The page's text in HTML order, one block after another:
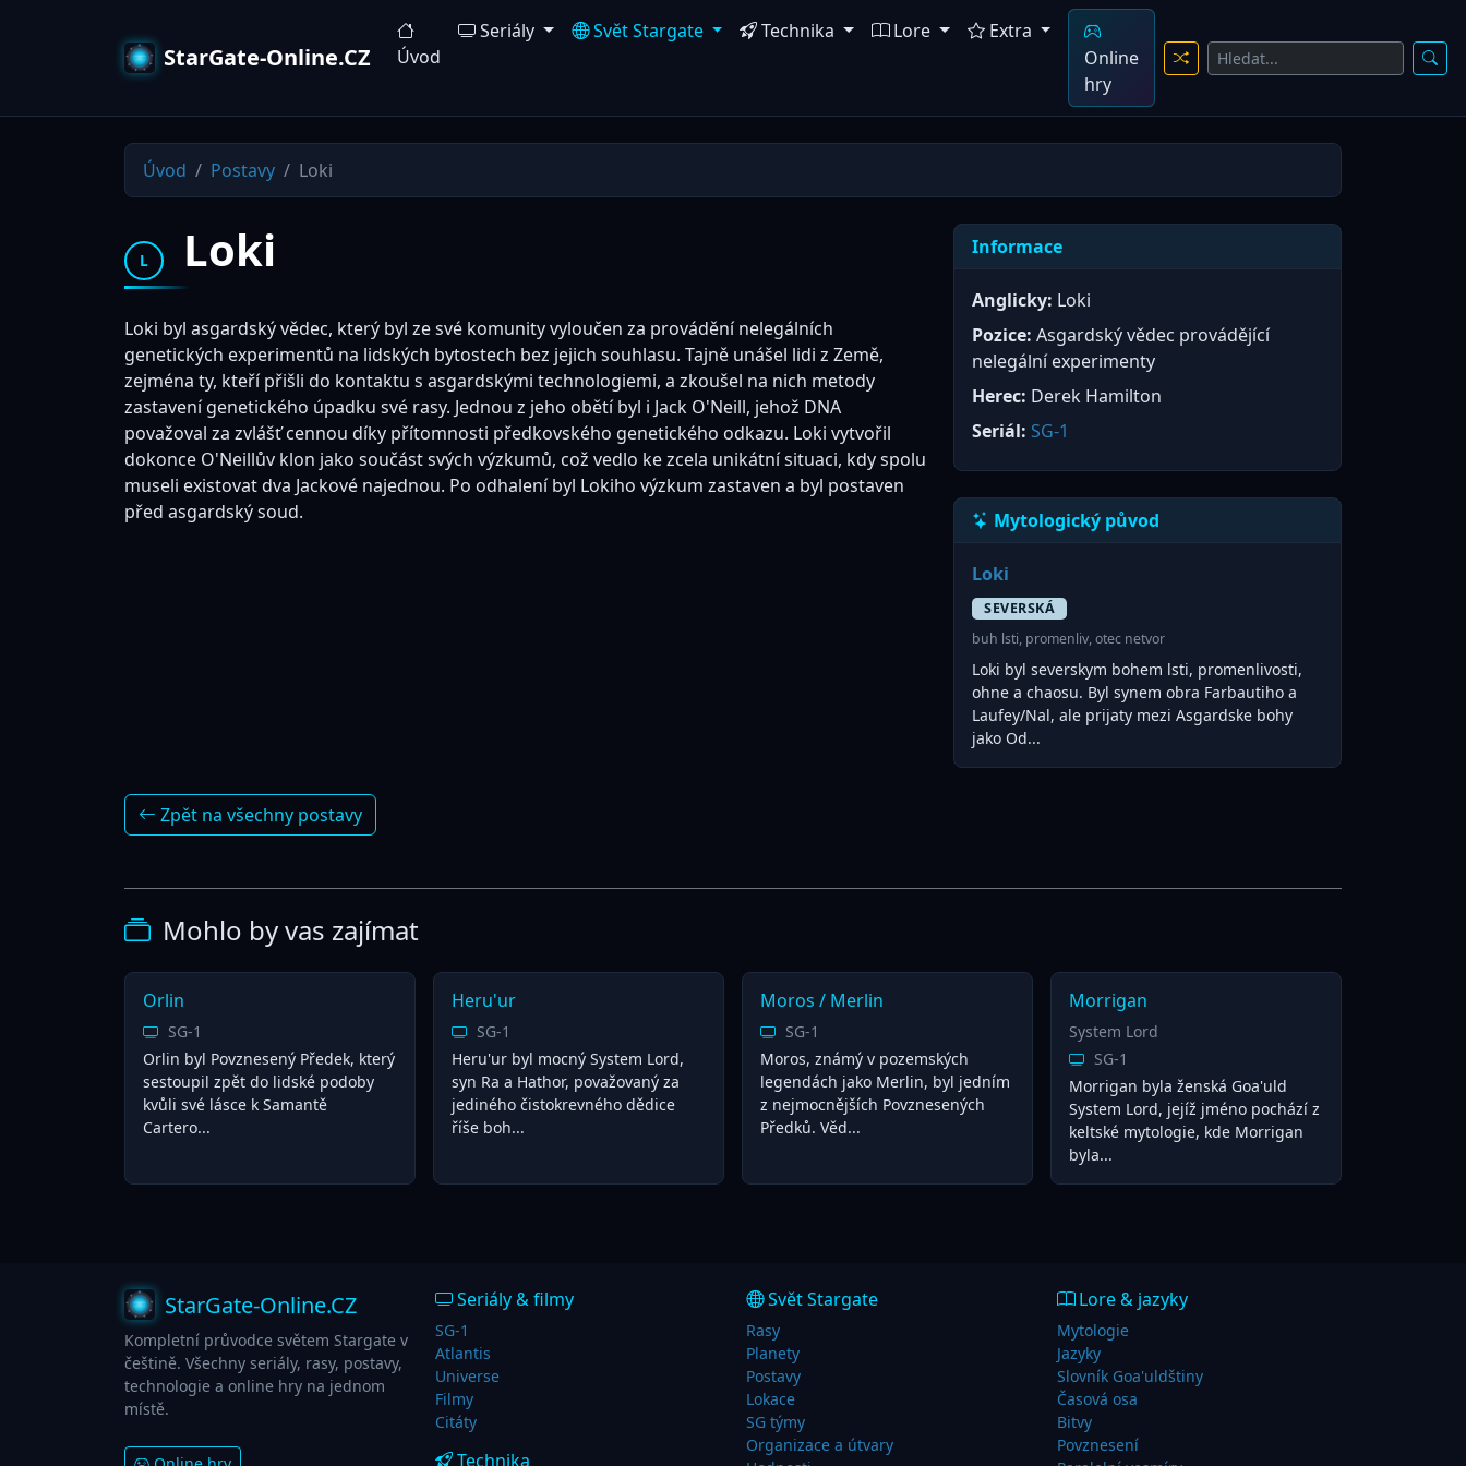
StarGate-Online.CZ Úvod
Seriály Svět Stargate Technika Lore
Extra
Online
hry
Úvod Postavy Loki
L Loki
Loki byl asgardský vědec, který byl ze své komunity vyloučen za provádění nelegálních
genetických experimentů na lidských bytostech bez jejich souhlasu. Tajně unášel lidi z Země,
zejména ty, kteří přišli do kontaktu s asgardskými technologiemi, a zkoušel na nich metody
zastavení genetického úpadku své rasy. Jednou z jeho obětí byl i Jack O'Neill, jehož DNA
považoval za zvlášť cennou díky přítomnosti předkovského genetického odkazu. Loki vytvořil
dokonce O'Neillův klon jako součást svých výzkumů, což vedlo ke zcela unikátní situaci, kdy spolu
museli existovat dva Jackové najednou. Po odhalení byl Lokiho výzkum zastaven a byl postaven
před asgardský soud.
Informace
Anglicky: Loki
Pozice: Asgardský vědec provádějící
nelegální experimenty
Herec: Derek Hamilton
Seriál: SG-1
Mytologický původ
Loki
SEVERSKÁ
buh lsti, promenliv, otec netvor
Loki byl severskym bohem lsti, promenlivosti,
ohne a chaosu. Byl synem obra Farbautiho a
Laufey/Nal, ale prijaty mezi Asgardske bohy
jako Od...
Zpět na všechny postavy
Mohlo by vas zajímat
Orlin
SG-1
Orlin byl Povznesený Předek, který
sestoupil zpět do lidské podoby
kvůli své lásce k Samantě
Cartero...
Heru'ur
SG-1
Heru'ur byl mocný System Lord,
syn Ra a Hathor, považovaný za
jediného čistokrevného dědice
říše boh...
Moros / Merlin
SG-1
Moros, známý v pozemských
legendách jako Merlin, byl jedním
z nejmocnějších Povznesených
Předků. Věd...
Morrigan
System Lord
SG-1
Morrigan byla ženská Goa'uld
System Lord, jejíž jméno pochází z
keltské mytologie, kde Morrigan
byla...
StarGate-Online.CZ
Kompletní průvodce světem Stargate v
češtině. Všechny seriály, rasy, postavy,
technologie a online hry na jednom
místě.
Seriály & filmy
SG-1
Atlantis
Universe
Filmy
Citáty
Technika
Svět Stargate
Rasy
Planety
Postavy
Lokace
SG týmy
Organizace a útvary
Lore & jazyky
Mytologie
Jazyky
Slovník Goa'uldštiny
Časová osa
Bitvy
Povznesení